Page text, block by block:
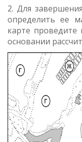
2. Для
определить ее
карте
основании